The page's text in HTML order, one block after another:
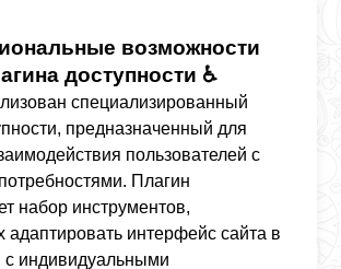
возможности
доступности ♿
специализированный
предназначенный для
пользователей с
Плагин
набор инструментов,
интерфейс сайта в
с индивидуальными